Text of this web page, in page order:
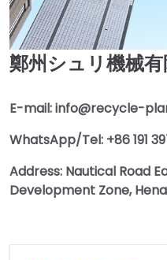
鄭州シュリ機械有
E-mail: info@recycle-
WhatsApp/Tel: +86 191
Address: Nautical Road
Development Zone,